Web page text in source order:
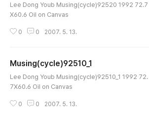
Lee Dong Youb Musing(cycle)92520 1992 72.7
X60.6 Oil on Canvas
0 0 2007. 5. 13.
Musing(cycle)92510_1
Lee Dong Youb Musing(cycle)92510_1 1992 72.
7X60.6 Oil on Canvas
0 0 2007. 5. 13.